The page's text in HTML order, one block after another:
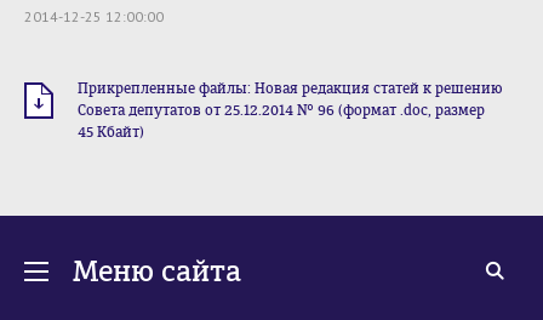
2014-12-25 12:00:00
Прикрепленные файлы: Новая редакция статей к решению
Совета депутатов от 25.12.2014 № 96 (формат .doc, размер
45 Кбайт)
Меню сайта